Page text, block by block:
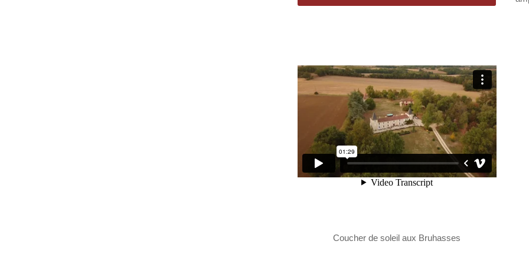
Coucher de soleil aux Bruhasses